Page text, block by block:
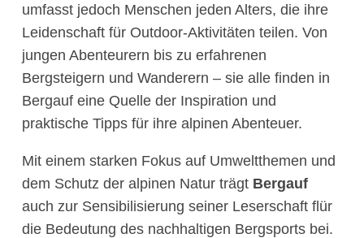
umfasst jedoch Menschen jeden Alters, die ihre
Leidenschaft für Outdoor-Aktivitäten teilen. Von
jungen Abenteurern bis zu erfahrenen
Bergsteigern und Wanderern – sie alle finden in
Bergauf eine Quelle der Inspiration und
praktische Tipps für ihre alpinen Abenteuer.
Mit einem starken Fokus auf Umweltthemen und
dem Schutz der alpinen Natur trägt Bergauf
auch zur Sensibilisierung seiner Leserschaft flür
die Bedeutung des nachhaltigen Bergsports bei.